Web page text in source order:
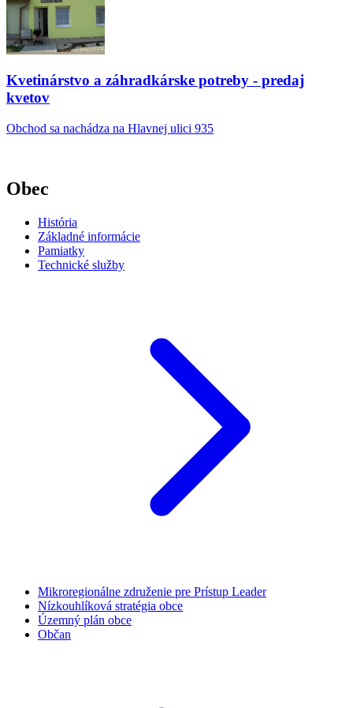
Kvetinárstvo a záhradkárske potreby - predaj
kvetov
Obchod sa nachádza na Hlavnej ulici 935
Obec
História
Základné informácie
Pamiatky
Technické služby
Mikroregionálne združenie pre Prístup Leader
Nízkouhlíková stratégia obce
Územný plán obce
Občan